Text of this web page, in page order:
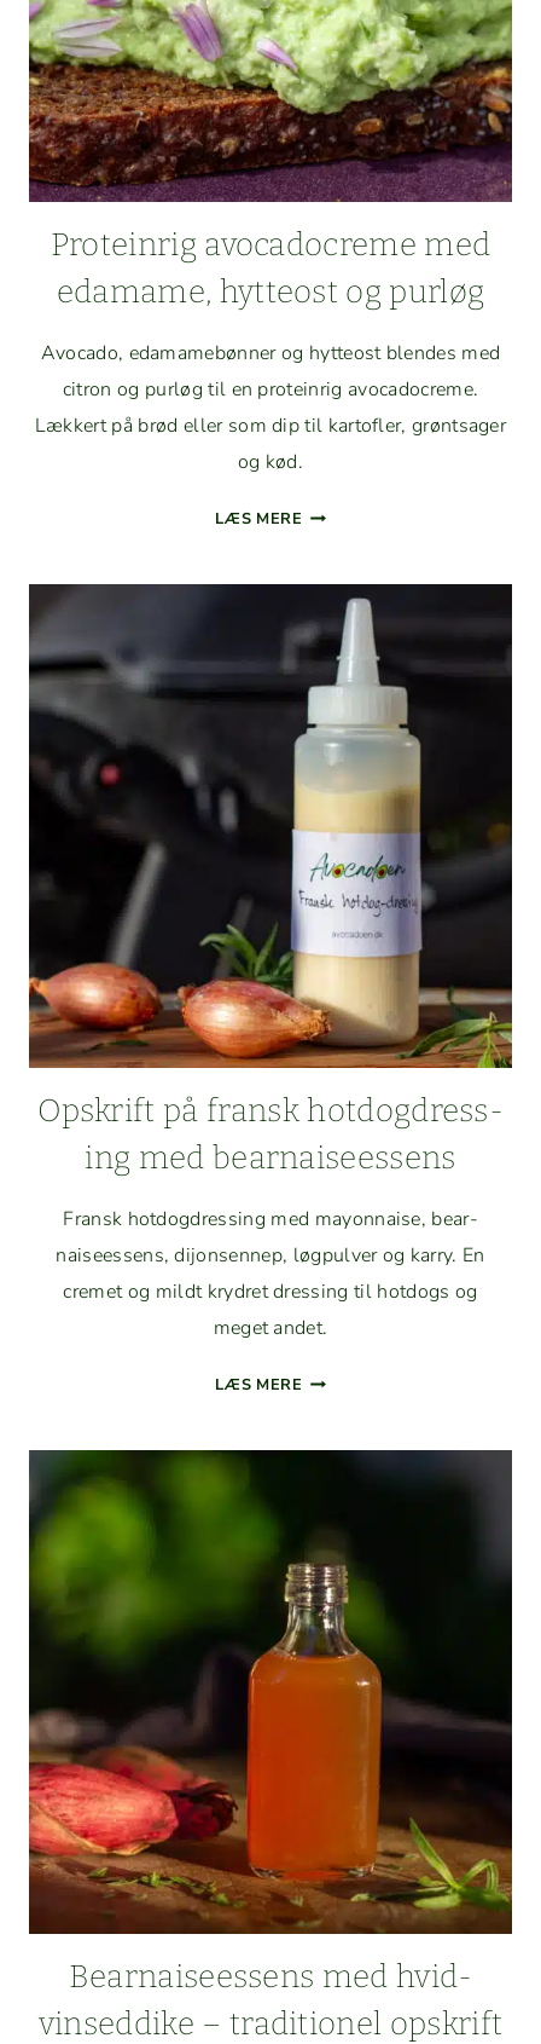
Pro­tein­rig avo­cadocreme med
edamame, hyt­teost og purløg
Avo­ca­do, edamame­bøn­ner og hyt­teost blendes med
cit­ron og purløg til en pro­tein­rig avo­cadocreme.
Lækkert på brød eller som dip til kartofler, grøntsager
og kød.
LÆS MERE PRO­
CADOCREME
MED
EDAMAME,
HYT­
TEOST
Opskrift på fran­sk hot­dog­dress­
ing med bearnaiseessens
Fran­sk hot­dog­dress­ing med may­on­naise, bear­
naiseessens, dijon­sen­nep, løg­pul­ver og kar­ry. En
cremet og mildt kry­dret dress­ing til hot­dogs og
meget andet.
LÆS MERE OPSKRIFT
DRESS­
ING
MED
BEARNAISEESSENS
Bear­naiseessens med hvid­
vinsed­dike – tra­di­tionel opskrift